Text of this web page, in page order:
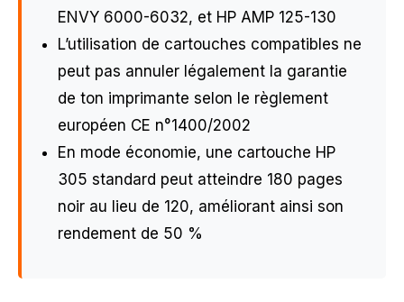
ENVY 6000-6032, et HP AMP 125-130
L’utilisation de cartouches compatibles ne
peut pas annuler légalement la garantie
de ton imprimante selon le règlement
européen CE n°1400/2002
En mode économie, une cartouche HP
305 standard peut atteindre 180 pages
noir au lieu de 120, améliorant ainsi son
rendement de 50 %